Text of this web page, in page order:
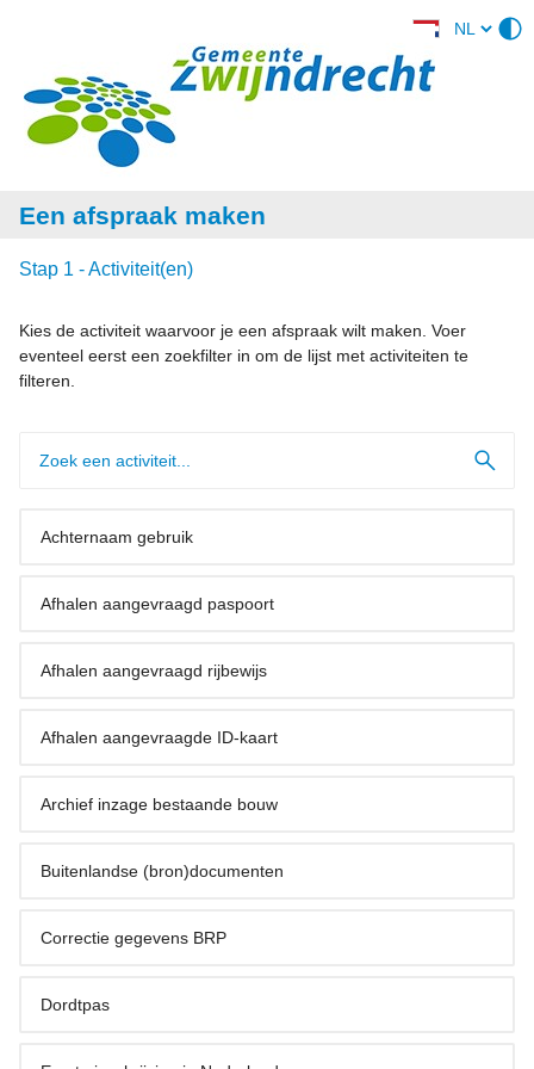
Een afspraak maken
Stap 1 - Activiteit(en)
Kies de activiteit waarvoor je een afspraak wilt maken. Voer
eventeel eerst een zoekfilter in om de lijst met activiteiten te
filteren.
Achternaam gebruik
Afhalen aangevraagd paspoort
Afhalen aangevraagd rijbewijs
Afhalen aangevraagde ID-kaart
Archief inzage bestaande bouw
Buitenlandse (bron)documenten
Correctie gegevens BRP
Dordtpas